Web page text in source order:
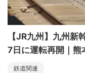
【JR九州】九州新
7日に運転再開｜熊
鉄道関連